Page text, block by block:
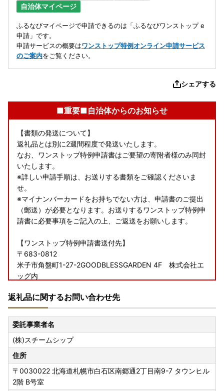
自治体マイページ
ふるなびマイページで申請できるのは「ふるなびワンストップ e
申請」です。
申請サービスの概要はワンストップ特例オンライン申請サービス
のご案内をご覧ください。
シェアする
■重要■自治体からのお知らせ
【書類の発送について】
返礼品とは別に2週間程度で発送いたします。
なお、ワンストップ特例申請書はご要望の寄附者様のみ同封
いたします。
※詳しい申請手順は、お送りする書類をご確認くださいま
せ。
※マイナンバーカードをお持ちでない方は、申請書のご提出
（郵送）が必要となります。お送りするワンストップ特例申
請書に必要事項をご記入の上、ご返送をお願いします。
【ワンストップ特例申請書送付先】
〒683-0812
米子市角盤町1-27-2GOODBLESSGARDEN 4F 株式会社エ
ッグ内
※ワンストップ特例申請受付業務を外部委託しています。
【マイナンバーカードをお持ちでワンストップ申請をご希望
の方へ】
ワンストップ特例申請を完全オンラインで行えるサービス
「自治体マイページでオンラインワンストップ申請」で迅
速・便利に申請ができます。
(1) 自治体マイページへログイン
返礼品に関するお問い合わせ先
委託事業者名
(株)スチームシップ
住所
〒0030022 北海道札幌市白石区南郷通2丁目南9-7 タウンヒル
2階 B号室